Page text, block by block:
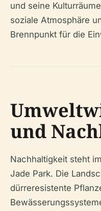
und seine
soziale Atmosphäre
Brennpunkt für die
und
Nachhaltigkeit steht
Jade Park. Die
dürreresistente